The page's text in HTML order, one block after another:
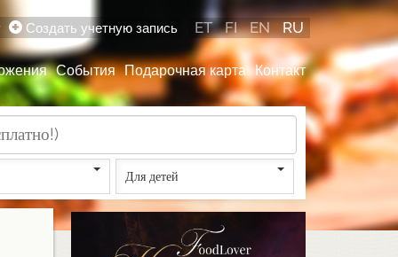
События Подарочная карта Контакт
Создать учетную запись ET FI EN RU
Для детей